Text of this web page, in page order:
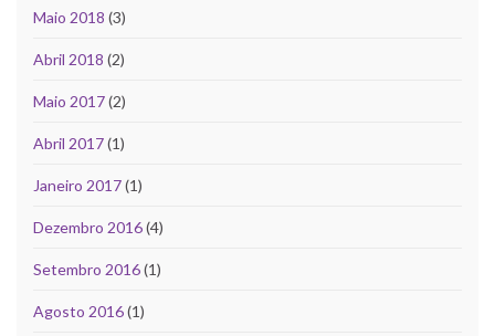
Maio 2018 (3)
Abril 2018 (2)
Maio 2017(2)
Abril 2017(1)
Janeiro 2017(1)
Dezembro 2016(4)
Setembro 2016(1)
Agosto 2016(1)